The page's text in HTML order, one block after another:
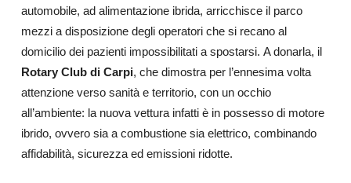
automobile, ad alimentazione ibrida, arricchisce il parco
mezzi a disposizione degli operatori che si recano al
domicilio dei pazienti impossibilitati a spostarsi. A donarla, il
Rotary Club di Carpi, che dimostra per l’ennesima volta
attenzione verso sanità e territorio, con un occhio
all’ambiente: la nuova vettura infatti è in possesso di motore
ibrido, ovvero sia a combustione sia elettrico, combinando
affidabilità, sicurezza ed emissioni ridotte.